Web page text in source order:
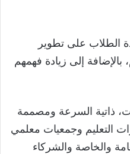
الطلاب على تطوير
بالإضافة إلى زيادة فهمهم
ذاتية السرعة ومصممة
التعليم وجمعيات معلمي
والخاصة والشركاء